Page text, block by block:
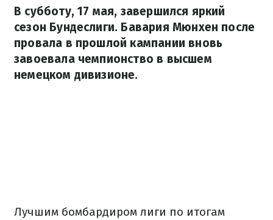
В субботу, 17 мая, завершился яркий
сезон Бундеслиги. Бавария Мюнхен после
провала в прошлой кампании вновь
завоевала чемпионство в высшем
немецком дивизионе.
Лучшим бомбардиром лиги по итогам